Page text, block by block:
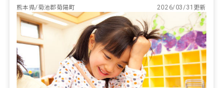
熊本県/菊池郡菊陽町
2026/03/31更新